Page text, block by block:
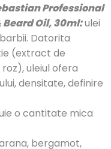
Professional
Beard Oil, 30ml:ulei
Datorita
(extract de
uleiul ofera
densitate, definire
o cantitate mica
bergamot,